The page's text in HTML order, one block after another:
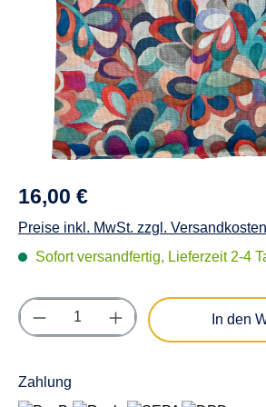
16,00 €
Preise inkl. MwSt. zzgl. Versandkosten
Sofort versandfertig, Lieferzeit 2-4
Produkt Anzahl: Gib denIn den
Zahlung